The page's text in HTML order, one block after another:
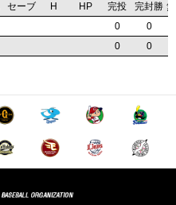
セーブ H HP 完投 完封勝
0
0
0 0
セーブ H HP 完投 完封勝
0
0
0 0
セーブ H HP 完投 完封勝
0
0
0 0
セーブ H HP 完投 完封勝
0
0
0 0